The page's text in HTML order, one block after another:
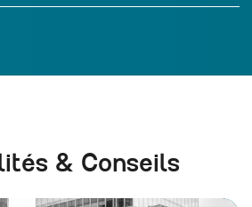
& Conseils